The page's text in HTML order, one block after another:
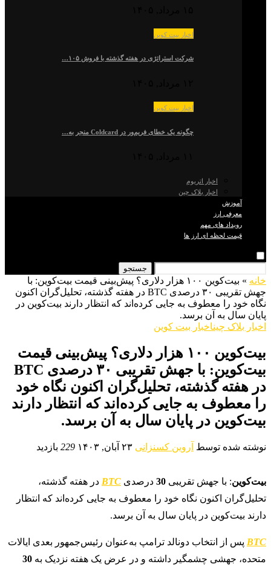
اخبار بیت کوین
شرکت استراتژی در هفته گذشته با فروش ۱۰۵…
اخبار بیت کوین
چگونه یک خطای فریم‌ور در Coldcard منجر به…
اخبار اتریوم
اخبار بلاک چین
آموزش
معرفی ارز
رویداد های مهم
قیمت لحظه ای ارز ها
جستجو
خانه »
بیت‌کوین ۱۰۰ هزار دلاری؟ پیش‌بینی قیمت بیت‌کوین: با
جهش تقریبی ۳۰ درصدی BTC در هفته گذشته، تحلیل‌گران اکنون
نگاه خود را معطوف به جایی کرده‌اند که انتظار دارند بیت‌کوین در
پایان سال به آن برسد.
اخبار بلاک چیناخبار بیت کوین
بیت‌کوین ۱۰۰ هزار دلاری؟ پیش‌بینی قیمت
بیت‌کوین: با جهش تقریبی ۳۰ درصدی BTC
در هفته گذشته، تحلیل‌گران اکنون نگاه خود
را معطوف به جایی کرده‌اند که انتظار دارند
بیت‌کوین در پایان سال به آن برسد.
نوشته شده توسط آروین کسنزانی ۲۳ آبان, ۱۴۰۳ 229 بازدید
بیت‌کوین: با جهش تقریبی درصدی BTC در هفته گذشته،
تحلیل‌گران اکنون نگاه خود را معطوف به جایی کرده‌اند که انتظار
دارند بیت‌کوین در پایان سال به آن برسد.
BTC پس از انتخاب دونالد ترامپ به‌عنوان رئیس‌جمهور بعدی ایالات
متحده، جهشی چشمگیر داشته و در عرض یک هفته نزدیک به 30